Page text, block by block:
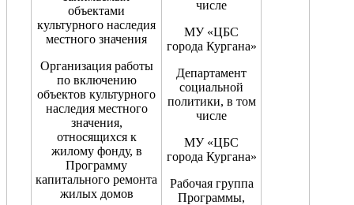
объектами
культурного наследия
местного значения
Организация работы
по включению
объектов культурного
наследия местного
значения,
относящихся к
жилому фонду, в
Программу
капитального ремонта
жилых домов
числе
МУ «ЦБС
города Кургана»
Департамент
социальной
политики, в том
числе
МУ «ЦБС
города Кургана»
Рабочая группа
Программы,